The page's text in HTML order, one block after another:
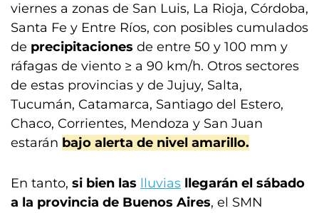
viernes a zonas de San Luis, La Rioja, Córdoba,
Santa Fe y Entre Ríos, con posibles cumulados
de precipitaciones de entre 50 y 100 mm y
ráfagas de viento ≥ a 90 km/h. Otros sectores
de estas provincias y de Jujuy, Salta,
Tucumán, Catamarca, Santiago del Estero,
Chaco, Corrientes, Mendoza y San Juan
estarán bajo alerta de nivel amarillo.
En tanto, si bien las lluvias llegarán el sábado
a la provincia de Buenos Aires, el SMN